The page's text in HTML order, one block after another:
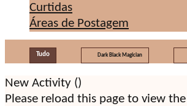
Curtidas
Áreas de Postagem
Tudo Dark Black Magician
New Activity ()
Please reload this page to view